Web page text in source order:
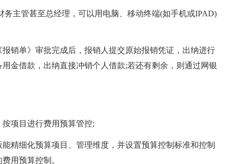
主管甚至总经理，可以用电脑、移动终端(如手机或IPAD)
单》审批完成后，报销人提交原始报销凭证，出纳进行
金借款，出纳直接冲销个人借款;若还有剩余，则通过网银
项目进行费用预算管控;
细化预算项目、管理维度，并设置预算控制标准和控制
用预算控制。